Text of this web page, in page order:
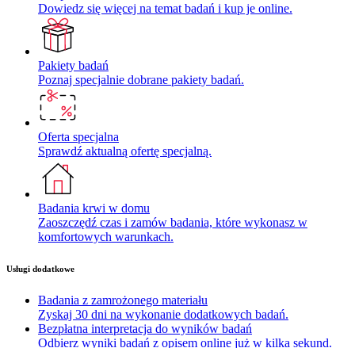
Dowiedz się więcej na temat badań i kup je online.
Pakiety badań
Poznaj specjalnie dobrane pakiety badań.
Oferta specjalna
Sprawdź aktualną ofertę specjalną.
Badania krwi w domu
Zaoszczędź czas i zamów badania, które wykonasz w
komfortowych warunkach.
Usługi dodatkowe
Badania z zamrożonego materiału
Zyskaj 30 dni na wykonanie dodatkowych badań.
Bezpłatna interpretacja do wyników badań
Odbierz wyniki badań z opisem online już w kilka sekund.